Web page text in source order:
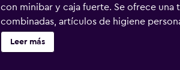
con minibar y caja fuerte. Se ofrece una
combinadas, artículos de higiene
con una velocidad de 100 Mbps o más
escritorio y teléfono. Las habitaciones
Leer más